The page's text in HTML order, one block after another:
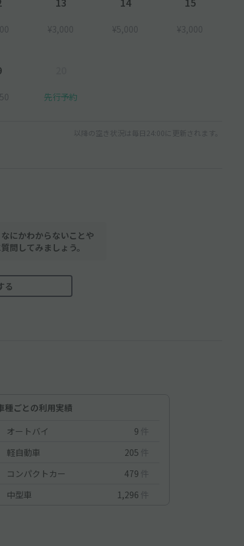
¥3,000 ¥5,000 ¥3,000
先行予約
以降の空き状況は毎日24:00に更新されます。
にかわからないことや
問してみましょう。
る
種ごとの利用実績
オートバイ
9 件
軽自動車
205 件
コンパクトカー
479 件
中型車
1,296 件